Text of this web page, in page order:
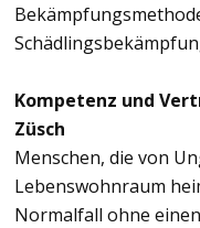
Kompetenz und
Züsch
Menschen, die von
Lebenswohnraum
Normalfall ohne